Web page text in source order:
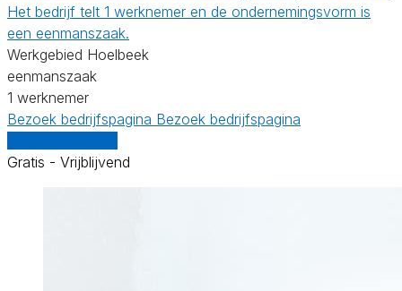
Het bedrijf telt 1 werknemer en de ondernemingsvorm is
een eenmanszaak.
Werkgebied Hoelbeek
eenmanszaak
1 werknemer
Bezoek bedrijfspagina Bezoek bedrijfspagina
Gratis - Vrijblijvend